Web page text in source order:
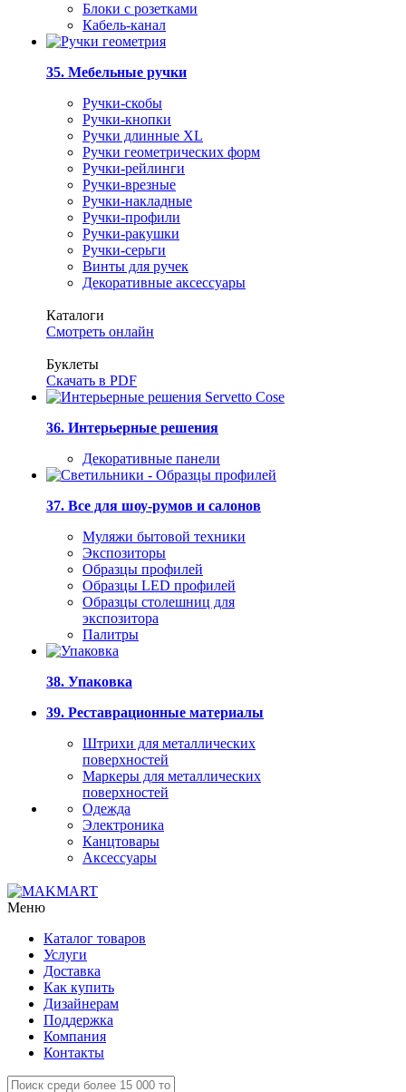
Блоки с розетками
Кабель-канал
35. Мебельные ручки
Ручки-скобы
Ручки-кнопки
Ручки длинные XL
Ручки геометрических форм
Ручки-рейлинги
Ручки-врезные
Ручки-накладные
Ручки-профили
Ручки-ракушки
Ручки-серьги
Винты для ручек
Декоративные аксессуары
Каталоги
Смотреть онлайн
Буклеты
Скачать в PDF
36. Интерьерные решения
Декоративные панели
37. Все для шоу-румов и салонов
Муляжи бытовой техники
Экспозиторы
Образцы профилей
Образцы LED профилей
Образцы столешниц для
экспозитора
Палитры
38. Упаковка
39. Реставрационные материалы
Штрихи для металлических
поверхностей
Маркеры для металлических
поверхностей
Одежда
Электроника
Канцтовары
Аксессуары
Меню
Каталог товаров
Услуги
Доставка
Как купить
Дизайнерам
Поддержка
Компания
Контакты